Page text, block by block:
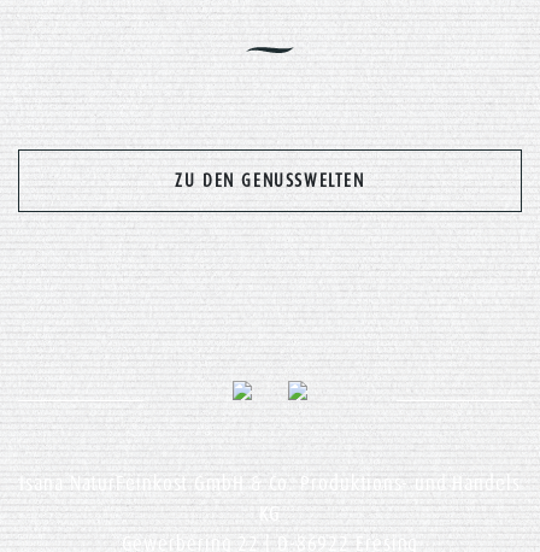
Previous Next
ZU DEN GENUSSWELTEN
Isana NaturFeinkost GmbH & Co. Produktions- und Handels
KG
Gewerbering 22 | D-86922 Eresing